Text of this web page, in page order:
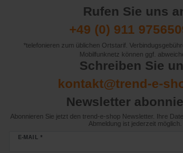
Rufen Sie uns
+49 (0) 911
*telefonieren zum üblichen Ortstarif.
Mobilfunknetz können ggf.
Schreiben Sie
kontakt@trend-e-
Newsletter
Abonnieren Sie jetzt den trend-e-shop Newsletter. Ihre
Abmeldung ist jederzeit möglich.
E-MAIL *